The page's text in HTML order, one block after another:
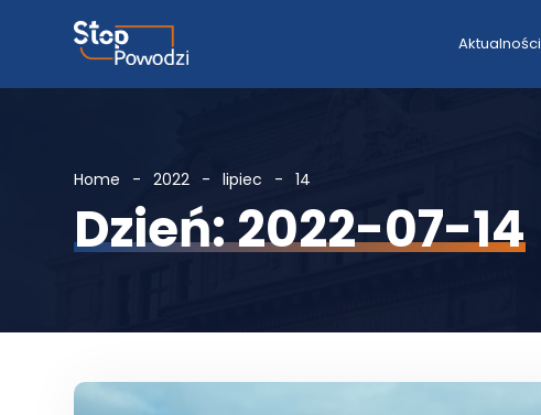
Aktualności
Home 2022 lipiec 14
Dzień: 2022-07-14